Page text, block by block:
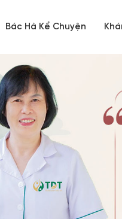
Bác Hà Kể Chuyện